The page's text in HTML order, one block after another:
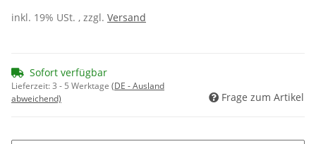
inkl. 19% USt. , zzgl. Versand
Sofort verfügbar
Lieferzeit:3 - 5 Werktage (DE - Ausland
abweichend)
Frage zum Artikel